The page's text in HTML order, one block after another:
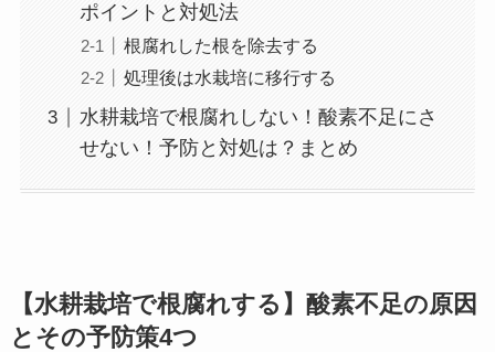
ポイントと対処法
根腐れした根を除去する
処理後は水栽培に移行する
水耕栽培で根腐れしない！酸素不足にさ
せない！予防と対処は？まとめ
【水耕栽培で根腐れする】酸素不足の原因
とその予防策4つ